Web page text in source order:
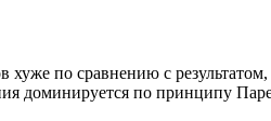
хуже по сравнению с
доминируется по принципу